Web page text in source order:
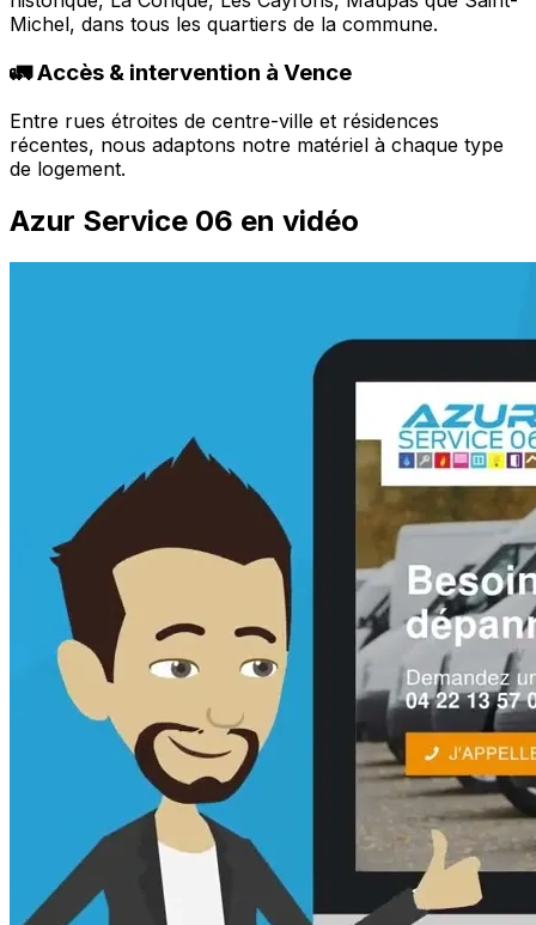
Michel, dans tous les quartiers de la commune.
🚛 Accès & intervention à Vence
Entre rues étroites de centre-ville et résidences
récentes, nous adaptons notre matériel à chaque type
de logement.
Azur Service 06 en vidéo